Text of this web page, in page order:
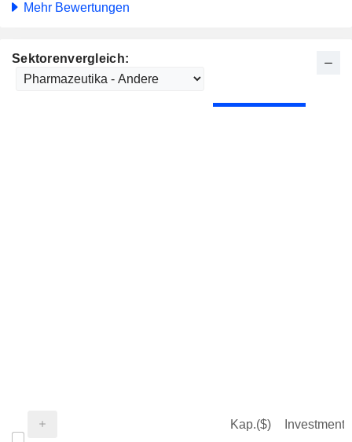
Mehr Bewertungen
Sektorenvergleich:
Kap.($) Investment